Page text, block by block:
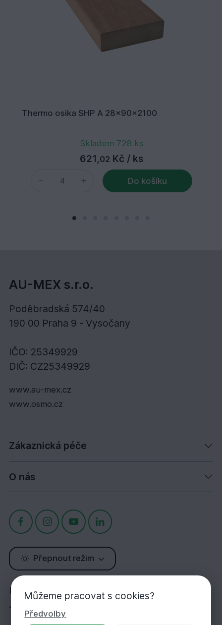
Thermo osika SHP A 28x90x2100
Skladem 728 ks
621,02 Kč / ks
Do košíku
AU-MEX s.r.o.
Poděbradská 574/40
190 00 Praha 9 - Vysočany
IČO: 25349929
DIČ: CZ25349929
www.au-mex.cz
www.osmo.cz
Zákaznická péče
O nás
Přepnout režim
Potřebujete poradit?
Jsme tu pro Vás!
Můžeme pracovat s cookies?
Předvolby